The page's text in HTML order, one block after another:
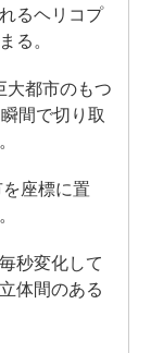
るヘリコプ
る。
大都市のもつ
間で切り取
座標に置
秒変化して
体間のある